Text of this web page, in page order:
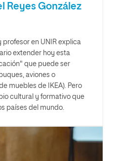
Reyes González
en UNIR explica
extender hoy esta
que puede ser
aviones o
muebles de IKEA). Pero
cultural y formativo que
países del mundo.